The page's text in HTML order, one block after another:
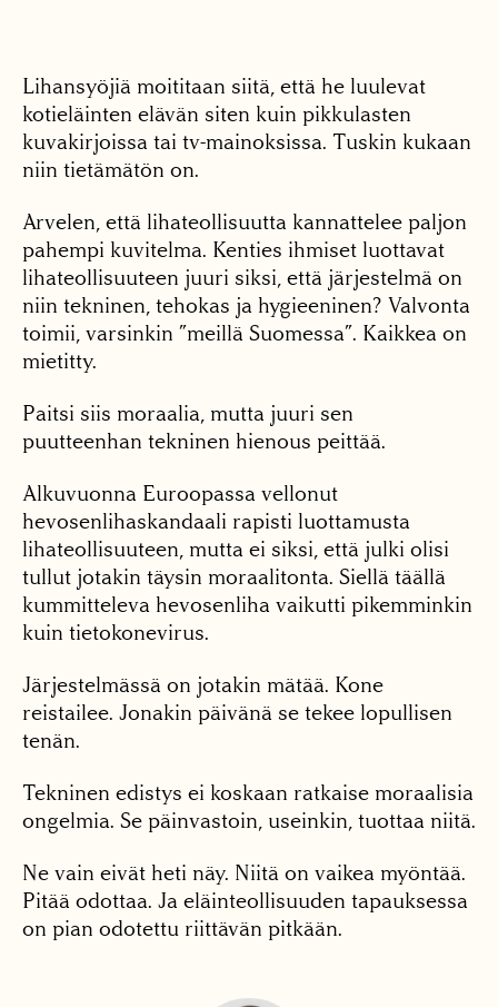
Lihansyöjiä moititaan siitä, että he luulevat
kotieläinten elävän siten kuin pikkulasten
kuvakirjoissa tai tv-mainoksissa. Tuskin kukaan
niin tietämätön on.
Arvelen, että lihateollisuutta kannattelee paljon
pahempi kuvitelma. Kenties ihmiset luottavat
lihateollisuuteen juuri siksi, että järjestelmä on
niin tekninen, tehokas ja hygieeninen? Valvonta
toimii, varsinkin ”meillä Suomessa”. Kaikkea on
mietitty.
Paitsi siis moraalia, mutta juuri sen
puutteenhan tekninen hienous peittää.
Alkuvuonna Euroopassa vellonut
hevosenlihaskandaali rapisti luottamusta
lihateollisuuteen, mutta ei siksi, että julki olisi
tullut jotakin täysin moraalitonta. Siellä täällä
kummitteleva hevosenliha vaikutti pikemminkin
kuin tietokonevirus.
Järjestelmässä on jotakin mätää. Kone
reistailee. Jonakin päivänä se tekee lopullisen
tenän.
Tekninen edistys ei koskaan ratkaise moraalisia
ongelmia. Se päinvastoin, useinkin, tuottaa niitä.
Ne vain eivät heti näy. Niitä on vaikea myöntää.
Pitää odottaa. Ja eläinteollisuuden tapauksessa
on pian odotettu riittävän pitkään.